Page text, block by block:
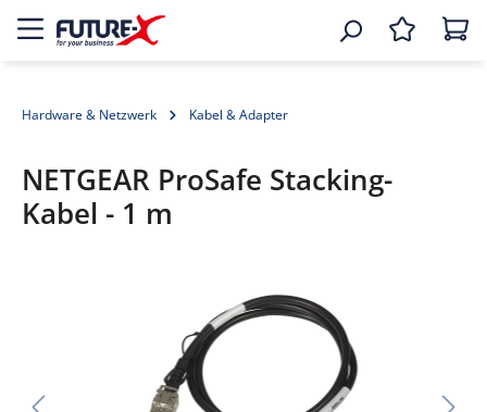
Hardware & Netzwerk Kabel & Adapter
NETGEAR ProSafe Stacking-
Kabel - 1 m